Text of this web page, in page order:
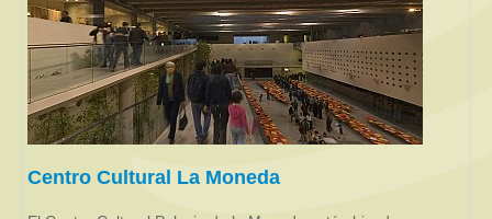
Centro Cultural La Moneda